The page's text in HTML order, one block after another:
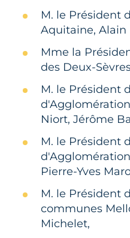
M. le Président
Aquitaine, Alain
Mme la
des Deux-
M. le Président
Niort, Jérôme
M. le Président
Pierre-Yves
M. le Président
communes
Michelet,